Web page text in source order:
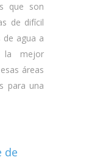
que son
de difícil
de agua a
la mejor
áreas
para una
de